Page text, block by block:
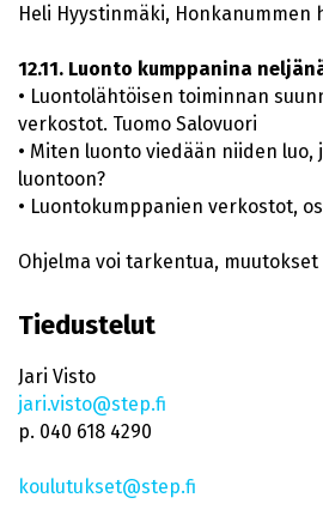
Heli Hyystinmäki, Honkanummen
12.11. Luonto kumppanina
• Luontolähtöisen toiminnan
verkostot. Tuomo Salovuori
• Miten luonto viedään niiden luo,
luontoon?
• Luontokumppanien verkostot,
Ohjelma voi tarkentua,
Tiedustelut
Jari Visto
jari.visto@step.fi
p. 040 618 4290
koulutukset@step.fi